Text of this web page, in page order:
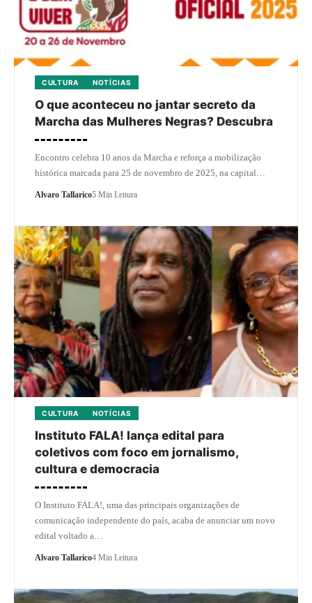
CULTURA NOTÍCIAS
O que aconteceu no jantar secreto da
Marcha das Mulheres Negras? Descubra
Encontro celebra 10 anos da Marcha e reforça a mobilização
histórica marcada para 25 de novembro de 2025, na capital…
Alvaro Tallarico5 Min Leitura
CULTURA NOTÍCIAS
Instituto FALA! lança edital para
coletivos com foco em jornalismo,
cultura e democracia
O Instituto FALA!, uma das principais organizações de
comunicação independente do país, acaba de anunciar um novo
edital voltado a…
Alvaro Tallarico4 Min Leitura